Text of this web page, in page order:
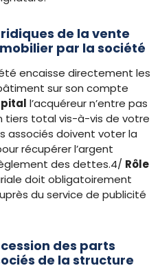
de la vente
par la société
encaisse directement les
sur son compte
l’acquéreur n’entre pas
tiers total vis-à-vis de votre
associés doivent voter la
récupérer l’argent
des dettes.4/ Rôle
doit obligatoirement
du service de publicité
des parts
de la structure